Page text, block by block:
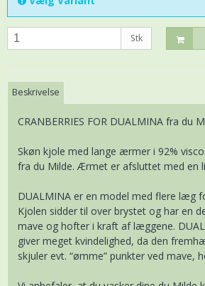
Stk
Beskrivelse
CRANBERRIES FOR DUALMINA fra du
Skøn kjole med lange ærmer i 92%
fra du Milde. Ærmet er afsluttet med en
DUALMINA er en model med flere læg
Kjolen sidder til over brystet og har en
mave og hofter i kraft af læggene.
giver meget kvindelighed, da den
skjuler evt. “ømme” punkter ved mave,